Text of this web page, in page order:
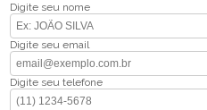
Digite seu nome
Digite seu email
Digite seu telefone